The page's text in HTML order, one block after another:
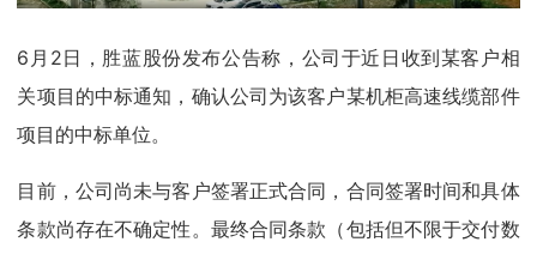
6月2日，胜蓝股份发布公告称，公司于近日收到某客户相
关项目的中标通知，确认公司为该客户某机柜高速线缆部件
项目的中标单位。
目前，公司尚未与客户签署正式合同，合同签署时间和具体
条款尚存在不确定性。最终合同条款（包括但不限于交付数